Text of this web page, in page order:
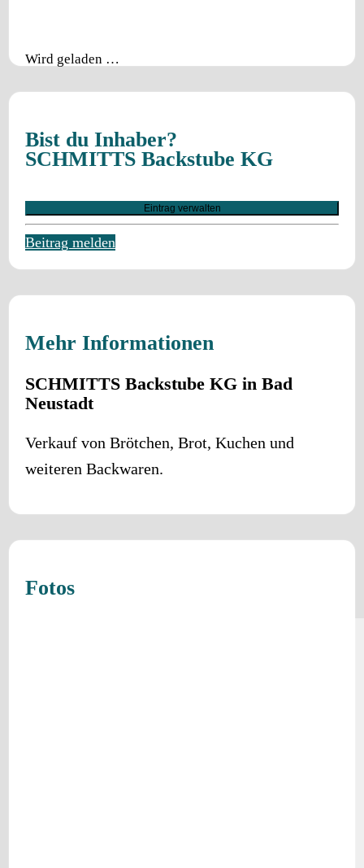
Wird geladen …
Bist du Inhaber?
SCHMITTS Backstube KG
Eintrag verwalten
Beitrag melden
Mehr Informationen
SCHMITTS Backstube KG in Bad
Neustadt
Verkauf von Brötchen, Brot, Kuchen und
weiteren Backwaren.
Fotos